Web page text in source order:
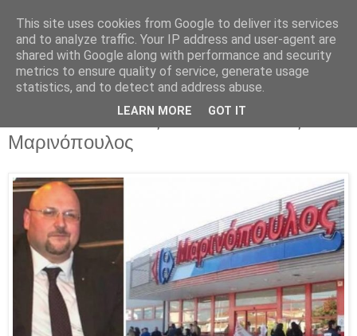
Parakato.gr
Γνωστός Αθηναίος δικηγόρος
αποκαλύπτει πώς έκανε «δουλειές» ο
Μαρινόπουλος
This site uses cookies from Google to deliver its services
and to analyze traffic. Your IP address and user-agent are
shared with Google along with performance and security
metrics to ensure quality of service, generate usage
statistics, and to detect and address abuse.
LEARN MORE GOT IT